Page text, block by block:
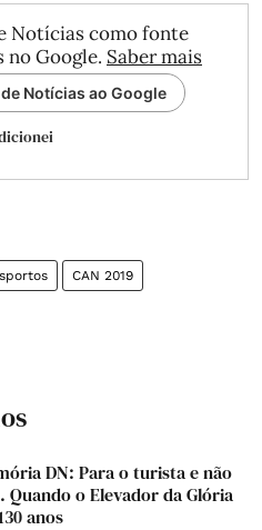
Notícias como fonte
Google. Saber mais
Notícias ao Google
CAN 2019
DN: Para o turista e não
Quando o Elevador da Glória
anos